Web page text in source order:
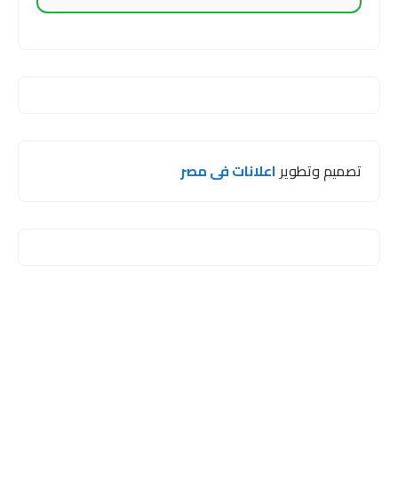
تصميم وتطويراعلانات فى مصر